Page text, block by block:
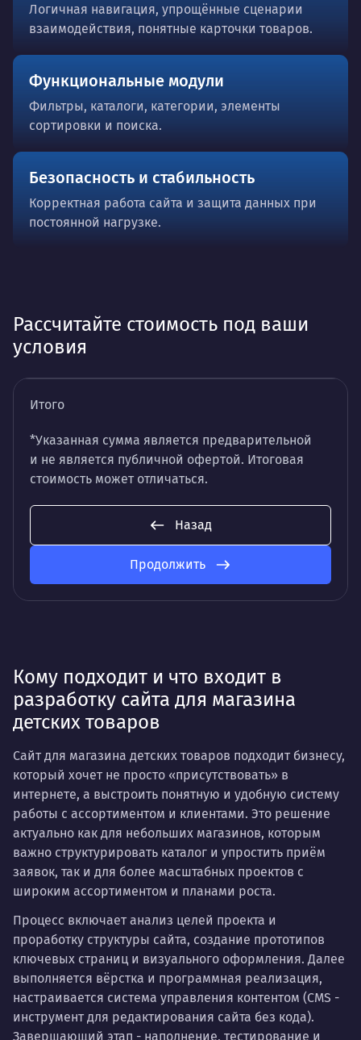
Логичная навигация, упрощённые сценарии
взаимодействия, понятные карточки товаров.
Функциональные модули
Фильтры, каталоги, категории, элементы
сортировки и поиска.
Безопасность и стабильность
Корректная работа сайта и защита данных при
постоянной нагрузке.
Рассчитайте стоимость под ваши
условия
Итого
*Указанная сумма является предварительной
и не является публичной офертой. Итоговая
стоимость может отличаться.
Назад
Продолжить
Кому подходит и что входит в
разработку сайта для магазина
детских товаров
Сайт для магазина детских товаров подходит бизнесу,
который хочет не просто «присутствовать» в
интернете, а выстроить понятную и удобную систему
работы с ассортиментом и клиентами. Это решение
актуально как для небольших магазинов, которым
важно структурировать каталог и упростить приём
заявок, так и для более масштабных проектов с
широким ассортиментом и планами роста.
Процесс включает анализ целей проекта и
проработку структуры сайта, создание прототипов
ключевых страниц и визуального оформления. Далее
выполняется вёрстка и программная реализация,
настраивается система управления контентом (CMS -
инструмент для редактирования сайта без кода).
Завершающий этап - наполнение, тестирование и